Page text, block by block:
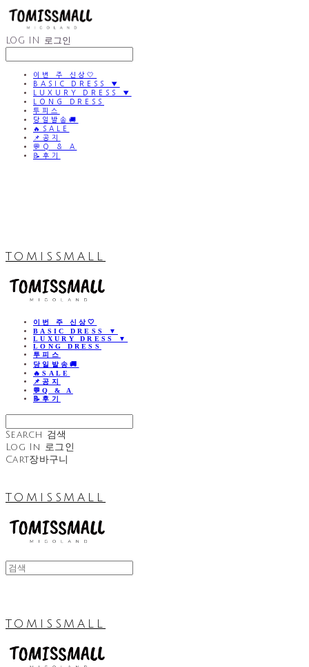
LOG IN 로그인
이번 주 신상🤍
BASIC DRESS ▼
LUXURY DRESS ▼
LONG DRESS
투피스
당일발송🚚
🔥SALE
📌공지
💬Q & A
📝후기
TOMISSMALL
이번 주 신상🤍
BASIC DRESS ▼
LUXURY DRESS ▼
LONG DRESS
투피스
당일발송🚚
🔥SALE
📌공지
💬Q & A
📝후기
Search 검색
Log In 로그인
Cart장바구니
TOMISSMALL
TOMISSMALL